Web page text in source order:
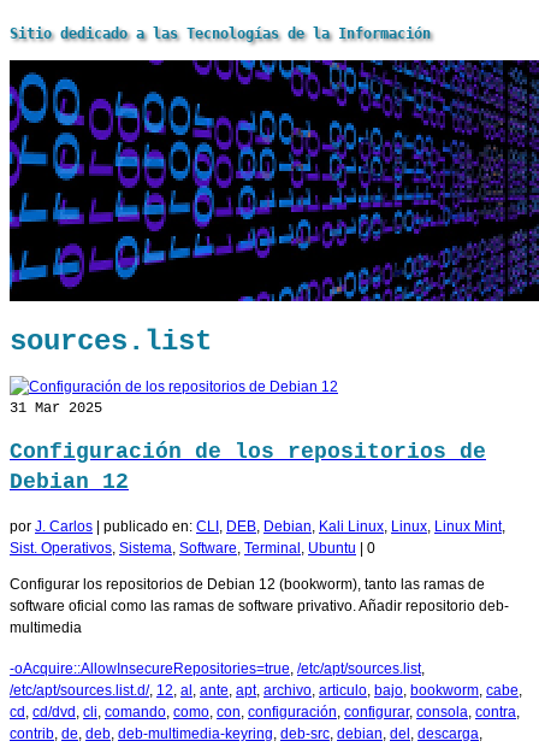
Sitio dedicado a las Tecnologías de la Información
sources.list
31 Mar 2025
Configuración de los repositorios de
Debian 12
por J. Carlos publicado en: CLI , DEB, Debian, Kali Linux, Linux, Linux Mint,
Sist. Operativos, Sistema, Software, Terminal , Ubuntu 0
Configurar los repositorios de Debian 12 (bookworm), tanto las ramas de
software oficial como las ramas de software privativo. Añadir repositorio deb-
multimedia
-oAcquire::AllowInsecureRepositories=true, /etc/apt/sources.list,
/etc/apt/sources.list.d/, 12, al , ante, apt, archivo, articulo, bajo, bookworm, cabe,
cd , cd/dvd , cli, comando, como, con, configuración, configurar, consola, contra,
contrib, de, deb, deb-multimedia-keyring, deb-src, debian, del , descarga,